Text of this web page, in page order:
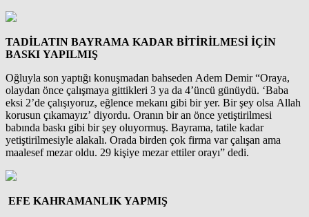
TADİLATIN BAYRAMA KADAR BİTİRİLMESİ İÇİN
BASKI YAPILMIŞ
Oğluyla son yaptığı konuşmadan bahseden Adem Demir “Oraya,
olaydan önce çalışmaya gittikleri 3 ya da 4’üncü günüydü. ‘Baba
eksi 2’de çalışıyoruz, eğlence mekanı gibi bir yer. Bir şey olsa Allah
korusun çıkamayız’ diyordu. Oranın bir an önce yetiştirilmesi
babında baskı gibi bir şey oluyormuş. Bayrama, tatile kadar
yetiştirilmesiyle alakalı. Orada birden çok firma var çalışan ama
maalesef mezar oldu. 29 kişiye mezar ettiler orayı” dedi.
EFE KAHRAMANLIK YAPMIŞ